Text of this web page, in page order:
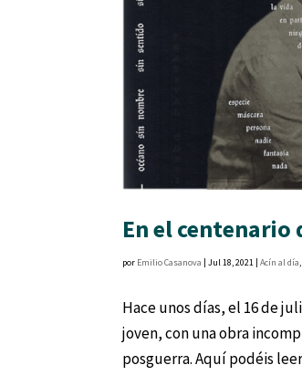
En el centenario
por Emilio Casanova |Jul 18, 2021 |Acín al día
Hace unos días, el 16 de
joven, con una obra
posguerra. Aquí podéis